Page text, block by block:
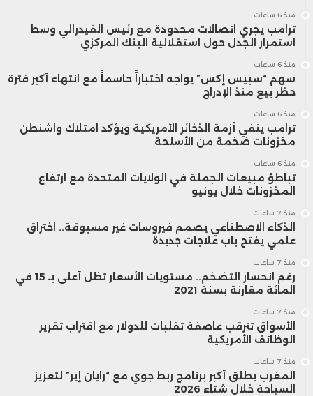
منذ 6 ساعات
ترامب يجري اتصالات محدودة مع رئيس الفيدرالي وسط
استمرار الجدل حول استقلالية البنك المركزي
منذ 6 ساعات
سهم “سبيس إكس” يواجه اختباراً حاسماً مع انتهاء أكبر فترة
حظر بيع منذ الإدراج
منذ 6 ساعات
ترامب ينفي أزمة الذخائر الأمريكية ويؤكد امتلاك واشنطن
مخزونات ضخمة من الأسلحة
منذ 6 ساعات
تباطؤ مبيعات الجملة في الولايات المتحدة مع ارتفاع
المخزونات خلال يونيو
منذ 7 ساعات
الذكاء الاصطناعي يصمم فيروسات غير مسبوقة.. اختراق
علمي يفتح باب علاجات جديدة
منذ 7 ساعات
رغم انحسار التضخم.. مستويات الأسعار تظل أعلى بـ 15 في
المائة مقارنة بسنة 2021
منذ 7 ساعات
الأسواق تترقب عاصفة تقلبات للدولار مع اقتراب تقرير
الوظائف الأمريكية
منذ 7 ساعات
المغرب يطلق أكبر برنامج ربط جوي مع “رايان إير” لتعزيز
السياحة خلال شتاء 2026